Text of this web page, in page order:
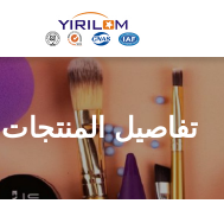
تفاصيل المنتجات